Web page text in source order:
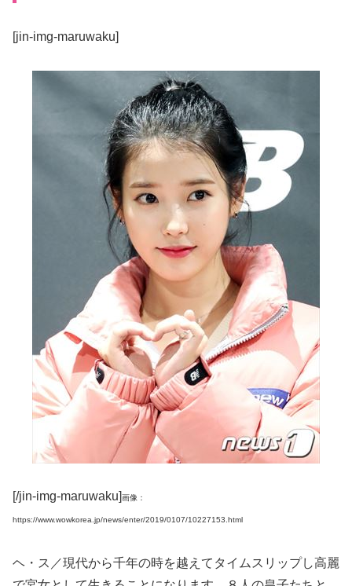
[jin-img-maruwaku]
[/jin-img-maruwaku] 画像：
https://www.wowkorea.jp/news/enter/2019/0107/10227153.html
ヘ・ス／現代から千年の時を越えてタイムスリップし高麗